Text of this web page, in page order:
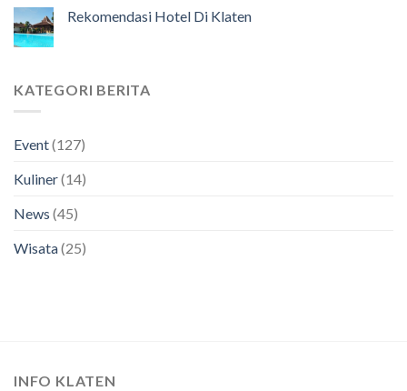
Rekomendasi Hotel Di Klaten
KATEGORI BERITA
Event(127)
Kuliner(14)
News (45)
Wisata(25)
INFO KLATEN